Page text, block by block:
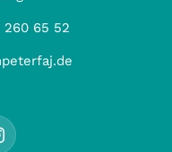
260 65 52